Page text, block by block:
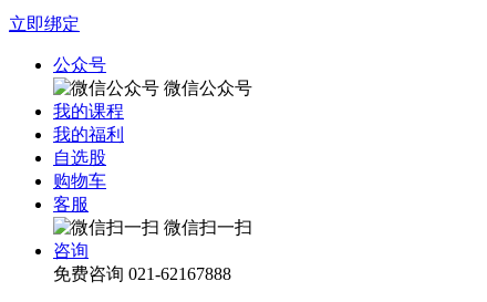
立即绑定
公众号
微信公众号
我的课程
我的福利
自选股
购物车
客服
微信扫一扫
咨询
免费咨询 021-62167888